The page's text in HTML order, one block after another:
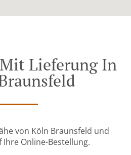
Lieferung In
von Köln Braunsfeld und
Online-Bestellung.